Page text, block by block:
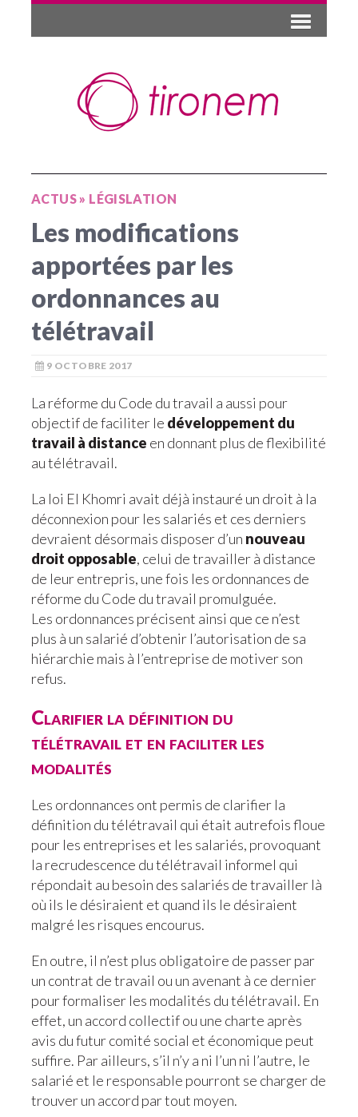
ACTUS» LÉGISLATION
Les modifications
apportées par les
ordonnances au
télétravail
9 OCTOBRE 2017
La réforme du Code du travail a aussi pour
objectif de faciliter le développement du
travail à distance en donnant plus de flexibilité
au télétravail.
La loi El Khomri avait déjà instauré un droit à la
déconnexion pour les salariés et ces derniers
devraient désormais disposer d’un nouveau
droit opposable, celui de travailler à distance
de leur entrepris, une fois les ordonnances de
réforme du Code du travail promulguée.
Les ordonnances précisent ainsi que ce n’est
plus à un salarié d’obtenir l’autorisation de sa
hiérarchie mais à l’entreprise de motiver son
refus.
Clarifier la définition du
télétravail et en faciliter les
modalités
Les ordonnances ont permis de clarifier la
définition du télétravail qui était autrefois floue
pour les entreprises et les salariés, provoquant
la recrudescence du télétravail informel qui
répondait au besoin des salariés de travailler là
où ils le désiraient et quand ils le désiraient
malgré les risques encourus.
En outre, il n’est plus obligatoire de passer par
un contrat de travail ou un avenant à ce dernier
pour formaliser les modalités du télétravail. En
effet, un accord collectif ou une charte après
avis du futur comité social et économique peut
suffire. Par ailleurs, s’il n’y a ni l’un ni l’autre, le
salarié et le responsable pourront se charger de
trouver un accord par tout moyen.